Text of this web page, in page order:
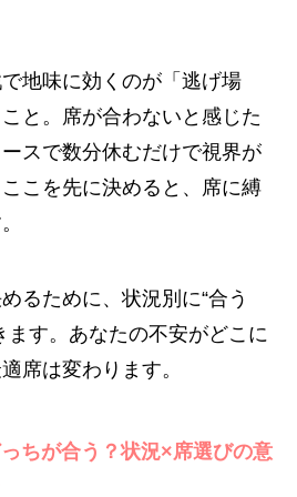
地味に効くのが「逃げ場
と。席が合わないと感じた
スで数分休むだけで視界が
こを先に決めると、席に縛
るために、状況別に“合う
ます。あなたの不安がどこに
席は変わります。
ちが合う？状況×席選びの意